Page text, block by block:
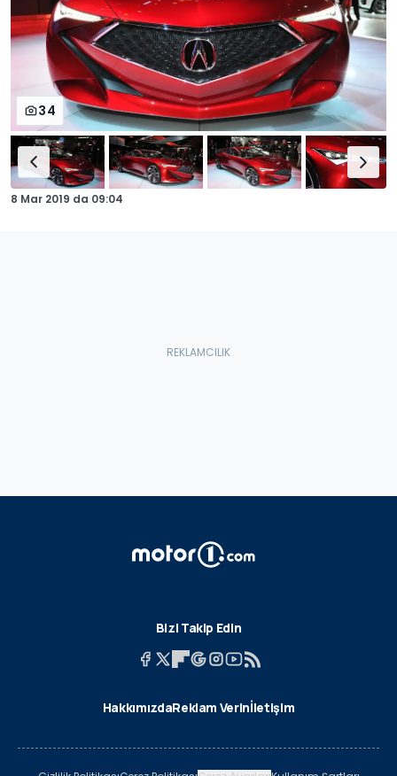
34
8 Mar 2019 da 09:04
Bizi Takip Edin
HakkımızdaReklam Verinİletişim